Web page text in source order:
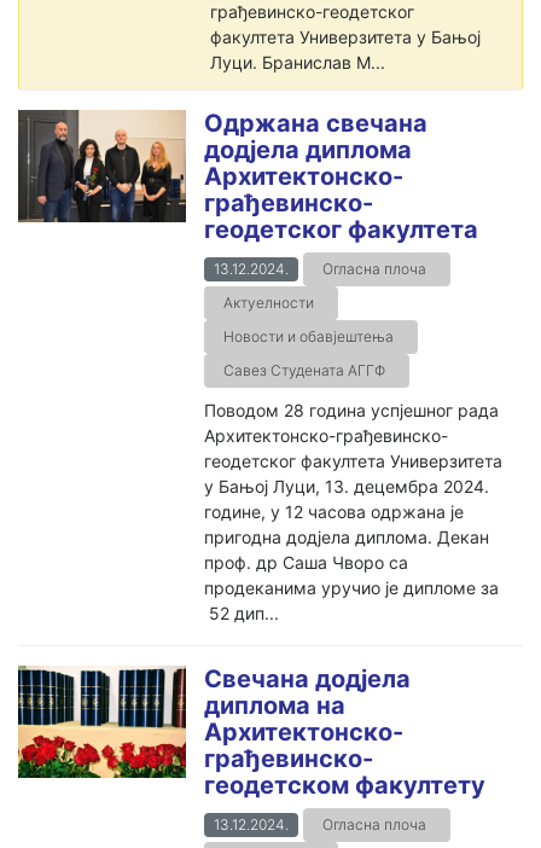
грађевинско-геодетског
факултета Универзитета у Бањој
Луци. Бранислав М...
Одржана свечана
додјела диплома
Архитектонско-
грађевинско-
геодетског факултета
13.12.2024.
Огласна плоча
Актуелности
Новости и обавјештења
Савез Студената АГГФ
Поводом 28 годинa успјешног рада
Архитектонско-грађевинско-
геодетског факултета Универзитета
у Бањој Луци, 13. децембра 2024.
године, у 12 часова одржана је
пригодна додјела диплома. Декан
проф. др Саша Чворо са
продеканима уручио је дипломе за
52 дип...
Свечана додјела
диплома на
Архитектонско-
грађевинско-
геодетском факултету
13.12.2024.
Огласна плоча